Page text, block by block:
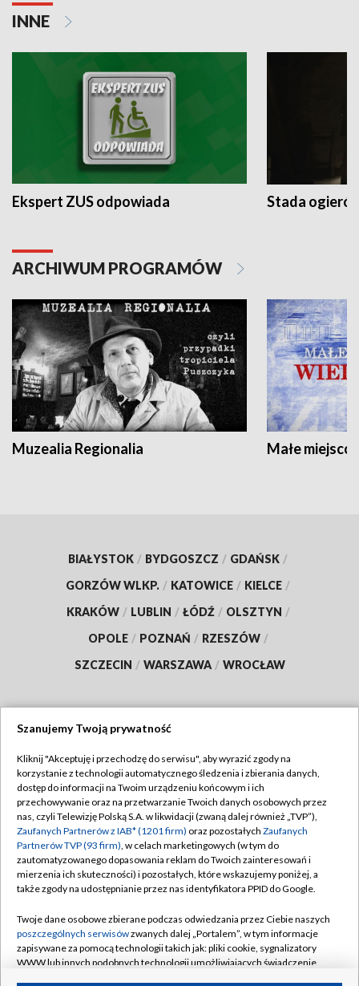
INNE
Ekspert ZUS odpowiada Stada
ARCHIWUM PROGRAMÓW
Muzealia Regionalia Małe
BIAŁYSTOK / BYDGOSZCZ / GDAŃSK /
GORZÓW WLKP. / KATOWICE / KIELCE /
KRAKÓW / LUBLIN / ŁÓDŹ / OLSZTYN /
OPOLE / POZNAŃ / RZESZÓW /
SZCZECIN / WARSZAWA / WROCŁAW
TVP
Abonament TVP
Emisja w TVP
Centrum informacji TVP
Naziemna Telewizja Cyfrowa
Rada Programowa
System NOS
Informacje o nadawcy
Regulamin TVP
Polityka prywatności
Moje zgody
Pomoc
Kontakt
Szanujemy Twoją prywatność
Kliknij "Akceptuję i przechodzę do serwisu", aby wyrazić zgody na
korzystanie z technologii automatycznego śledzenia i zbierania danych,
dostęp do informacji na Twoim urządzeniu końcowym i ich
przechowywanie oraz na przetwarzanie Twoich danych osobowych przez
nas, czyli Telewizję Polską S.A. w likwidacji (zwaną dalej również „TVP”),
Zaufanych Partnerów z IAB* (1201 firm) oraz pozostałych Zaufanych
Partnerów TVP (93 firm), w celach marketingowych (w tym do
zautomatyzowanego dopasowania reklam do Twoich zainteresowań i
mierzenia ich skuteczności) i pozostałych, które wskazujemy poniżej, a
także zgody na udostępnianie przez nas identyfikatora PPID do Google.
Twoje dane osobowe zbierane podczas odwiedzania przez Ciebie naszych
poszczególnych serwisówzwanych dalej „Portalem”, w tym informacje
zapisywane za pomocą technologii takich jak: pliki cookie, sygnalizatory
WWW lub innych podobnych technologii umożliwiających świadczenie